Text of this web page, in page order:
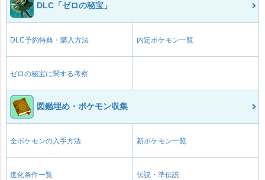
DLC「ゼロの秘宝」
DLC予約特典・購入方法 内定ポケモン一覧
ゼロの秘宝に関する考察
図鑑埋め・ポケモン収集
全ポケモンの入手方法 新ポケモン一覧
進化条件一覧 伝説・準伝説